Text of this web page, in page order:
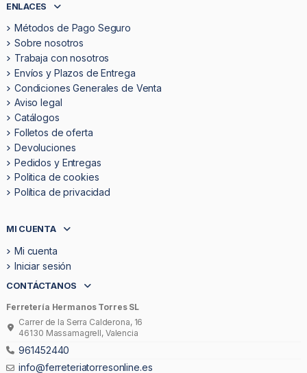
ENLACES
Métodos de Pago Seguro
Sobre nosotros
Trabaja con nosotros
Envíos y Plazos de Entrega
Condiciones Generales de Venta
Aviso legal
Catálogos
Folletos de oferta
Devoluciones
Pedidos y Entregas
Politica de cookies
Política de privacidad
MI CUENTA
Mi cuenta
Iniciar sesión
CONTÁCTANOS
Ferretería Hermanos Torres SL
Carrer de la Serra Calderona, 16
46130 Massamagrell, Valencia
961452440
info@ferreteriatorresonline.es